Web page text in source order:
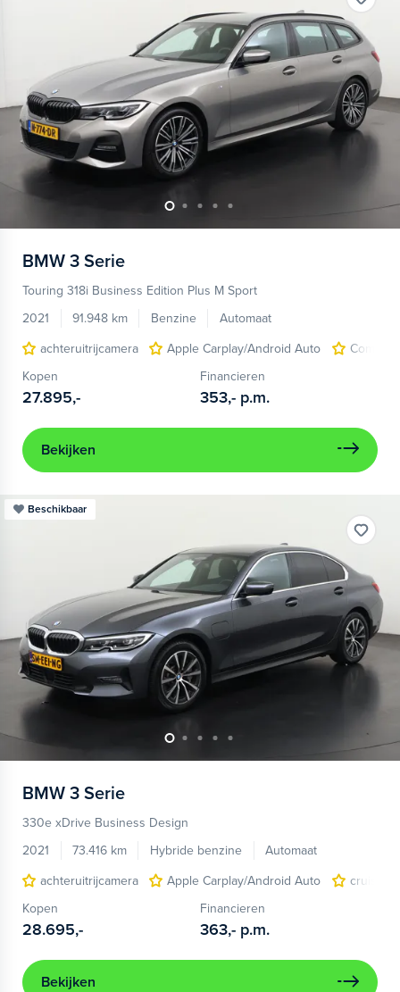
BMW 3 Serie
Touring 318i Business Edition Plus M Sport
2021
91.948 km Benzine
Automaat
achteruitrijcamera
Apple Carplay/Android Auto
Comfort
Kopen
27.895,-
Financieren
353,- p.m.
Bekijken
Beschikbaar
BMW 3 Serie
330e xDrive Business Design
2021
73.416 km Hybride benzine
Automaat
achteruitrijcamera
Apple Carplay/Android Auto
cruise
Kopen
28.695,-
Financieren
363,- p.m.
Bekijken